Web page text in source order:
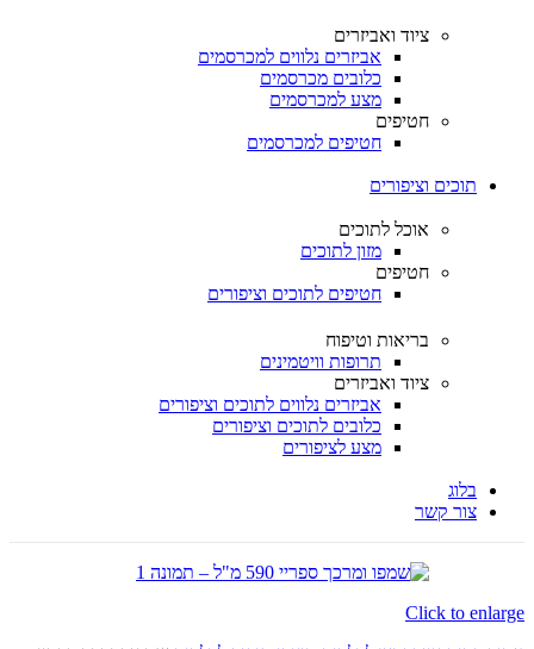
ציוד ואביזרים
אביזרים נלווים למכרסמים
כלובים מכרסמים
מצע למכרסמים
חטיפים
חטיפים למכרסמים
תוכים וציפורים
אוכל לתוכים
מזון לתוכים
חטיפים
חטיפים לתוכים וציפורים
בריאות וטיפוח
תרופות וויטמינים
ציוד ואביזרים
אביזרים נלווים לתוכים וציפורים
כלובים לתוכים וציפורים
מצע לציפורים
בלוג
צור קשר
Click to enlarge